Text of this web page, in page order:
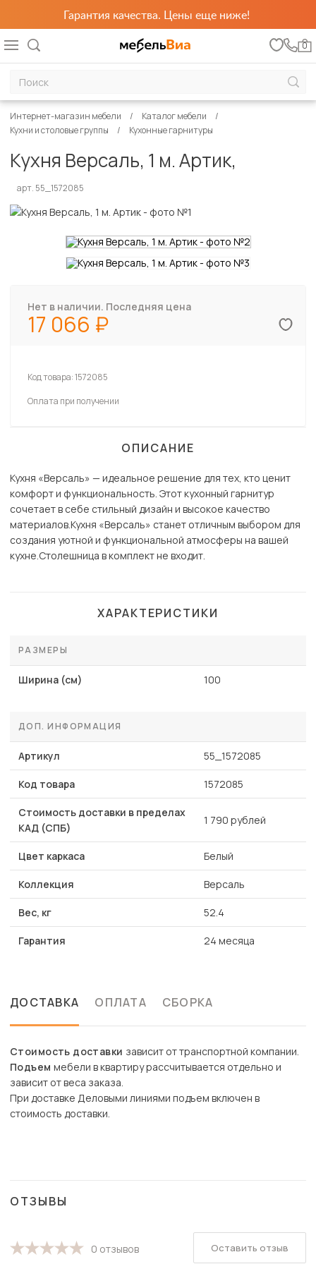
Гарантия качества. Цены еще ниже!
0
Интернет-магазин мебели
Каталог мебели
Кухни и столовые группы
Кухонные гарнитуры
Кухня Версаль, 1 м. Артик,
арт. 55_1572085
Нет в наличии. Последняя цена
17 066
Код товара:1572085
Оплата при получении
ОПИСАНИЕ
Кухня «Версаль» — идеальное решение для тех, кто ценит
комфорт и функциональность. Этот кухонный гарнитур
сочетает в себе стильный дизайн и высокое качество
материалов.Кухня «Версаль» станет отличным выбором для
создания уютной и функциональной атмосферы на вашей
кухне.Столешница в комплект не входит.
ХАРАКТЕРИСТИКИ
РАЗМЕРЫ
Ширина (см) 100
ДОП. ИНФОРМАЦИЯ
Артикул 55_1572085
Код товара 1572085
Стоимость доставки в пределах
КАД (СПБ)
1 790 рублей
Цвет каркаса Белый
Коллекция Версаль
Вес, кг 52.4
Гарантия 24 месяца
ДОСТАВКА ОПЛАТА СБОРКА
Стоимость доставки зависит от транспортной компании.
Подъем мебели в квартиру рассчитывается отдельно и
зависит от веса заказа.
При доставке Деловыми линиями подъем включен в
стоимость доставки.
ОТЗЫВЫ
0 отзывов Оставить отзыв